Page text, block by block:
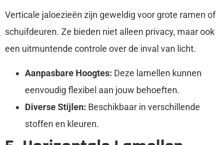
Verticale jaloezieën zijn geweldig voor grote ramen of
schuifdeuren. Ze bieden niet alleen privacy, maar ook
een uitmuntende controle over de inval van licht.
Aanpasbare Hoogtes: Deze lamellen kunnen
eenvoudig flexibel aan jouw behoeften.
Diverse Stijlen: Beschikbaar in verschillende
stoffen en kleuren.